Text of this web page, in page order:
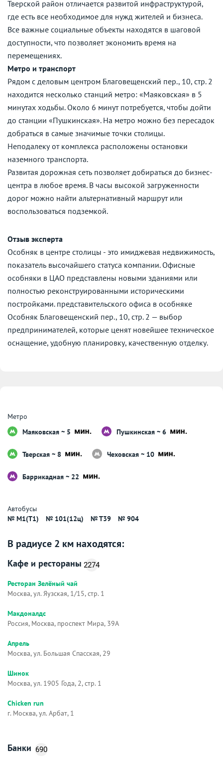
Тверской район отличается развитой инфраструктурой,
где есть все необходимое для нужд жителей и бизнеса.
Все важные социальные объекты находятся в шаговой
доступности, что позволяет экономить время на
перемещениях.
Метро и транспорт
Рядом с деловым центром Благовещенский пер., 10, стр. 2
находится несколько станций метро: «Маяковская» в 5
минутах ходьбы. Около 6 минут потребуется, чтобы дойти
до станции «Пушкинская». На метро можно без пересадок
добраться в самые значимые точки столицы.
Неподалеку от комплекса расположены остановки
наземного транспорта.
Развитая дорожная сеть позволяет добираться до бизнес-
центра в любое время. В часы высокой загруженности
дорог можно найти альтернативный маршрут или
воспользоваться подземкой.
Отзыв эксперта
Особняк в центре столицы - это имиджевая недвижимость,
показатель высочайшего статуса компании. Офисные
особняки в ЦАО представлены новыми зданиями или
полностью реконструированными историческими
постройками. представительского офиса в особняке
Особняк Благовещенский пер., 10, стр. 2 — выбор
предпринимателей, которые ценят новейшее техническое
оснащение, удобную планировку, качественную отделку.
Метро
Маяковская ~ 5
Пушкинская ~ 6
Тверская ~ 8 Чеховская ~ 10
Баррикадная ~ 22
Автобусы
№ M1(T1)
№ 101(12ц) № T39 № 904
В радиусе 2 км находятся:
Кафе и рестораны 2274
Ресторан Зелёный чай
Москва, ул. Яузская, 1/15, стр. 1
Макдоналдс
Россия, Москва, проспект Мира, 39А
Апрель
Москва, ул. Большая Спасская, 29
Шинок
Москва, ул. 1905 Года, 2, стр. 1
Chicken run
г. Москва, ул. Арбат, 1
Банки 690